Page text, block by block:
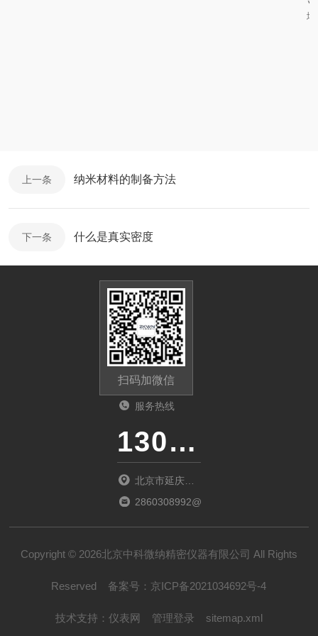
上一条 纳米材料的制备方法
下一条 什么是真实密度
扫码加微信
服务热线
13011285763
北京市延庆区
中关村延庆园
2860308992@qq.com
Copyright © 2026北京中科微纳精密仪器有限公司 All Rights
Reserved 备案号： 京ICP备2021034692号-4
技术支持： 仪表网 管理登录 sitemap.xml